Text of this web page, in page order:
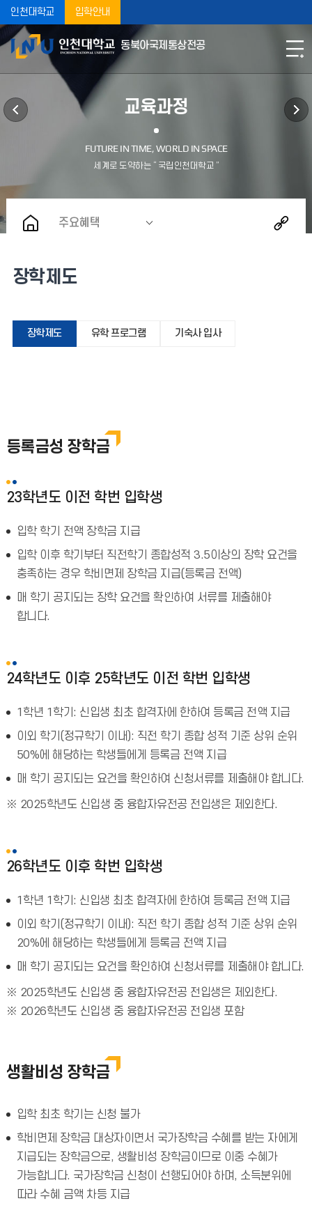
인천대학교 입학안내
동북아국제통상전공
교육과정
주요혜택
장학제도
장학제도 유학 프로그램 기숙사 입사
등록금성 장학금
23학년도 이전 학번 입학생
입학 학기 전액 장학금 지급
입학 이후 학기부터 직전학기 종합성적 3.5이상의 장학 요건을
충족하는 경우 학비면제 장학금 지급(등록금 전액)
매 학기 공지되는 장학 요건을 확인하여 서류를 제출해야
합니다.
24학년도 이후 25학년도 이전 학번 입학생
1학년 1학기: 신입생 최초 합격자에 한하여 등록금 전액 지급
이외 학기(정규학기 이내): 직전 학기 종합 성적 기준 상위 순위
50%에 해당하는 학생들에게 등록금 전액 지급
매 학기 공지되는 요건을 확인하여 신청서류를 제출해야 합니다.
※ 2025학년도 신입생 중 융합자유전공 전입생은 제외한다.
26학년도 이후 학번 입학생
1학년 1학기: 신입생 최초 합격자에 한하여 등록금 전액 지급
이외 학기(정규학기 이내): 직전 학기 종합 성적 기준 상위 순위
20%에 해당하는 학생들에게 등록금 전액 지급
매 학기 공지되는 요건을 확인하여 신청서류를 제출해야 합니다.
※ 2025학년도 신입생 중 융합자유전공 전입생은 제외한다.
※ 2026학년도 신입생 중 융합자유전공 전입생 포함
생활비성 장학금
입학 최초 학기는 신청 불가
학비면제 장학금 대상자이면서 국가장학금 수혜를 받는 자에게
지급되는 장학금으로, 생활비성 장학금이므로 이중 수혜가
가능합니다. 국가장학금 신청이 선행되어야 하며, 소득분위에
따라 수혜 금액 차등 지급